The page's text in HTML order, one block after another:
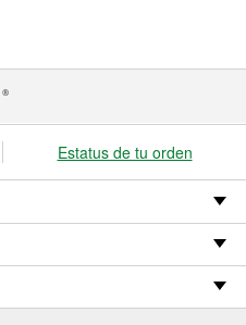
®
Estatus de tu orden